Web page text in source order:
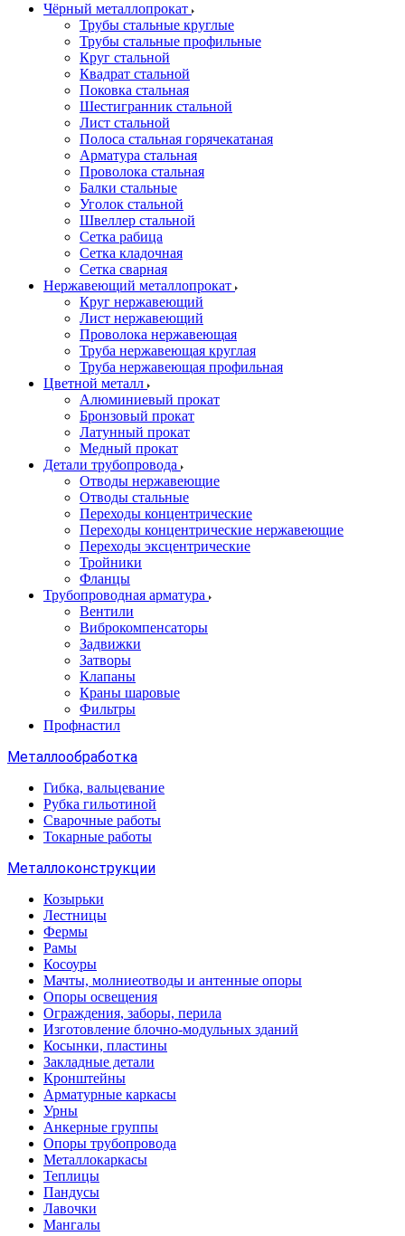
Чёрный металлопрокат
Трубы стальные круглые
Трубы стальные профильные
Круг стальной
Квадрат стальной
Поковка стальная
Шестигранник стальной
Лист стальной
Полоса стальная горячекатаная
Арматура стальная
Проволока стальная
Балки стальные
Уголок стальной
Швеллер стальной
Сетка рабица
Сетка кладочная
Сетка сварная
Нержавеющий металлопрокат
Круг нержавеющий
Лист нержавеющий
Проволока нержавеющая
Труба нержавеющая круглая
Труба нержавеющая профильная
Цветной металл
Алюминиевый прокат
Бронзовый прокат
Латунный прокат
Медный прокат
Детали трубопровода
Отводы нержавеющие
Отводы стальные
Переходы концентрические
Переходы концентрические нержавеющие
Переходы эксцентрические
Тройники
Фланцы
Трубопроводная арматура
Вентили
Виброкомпенсаторы
Задвижки
Затворы
Клапаны
Краны шаровые
Фильтры
Профнастил
Металлообработка
Гибка, вальцевание
Рубка гильотиной
Сварочные работы
Токарные работы
Металлоконструкции
Козырьки
Лестницы
Фермы
Рамы
Косоуры
Мачты, молниеотводы и антенные опоры
Опоры освещения
Ограждения, заборы, перила
Изготовление блочно-модульных зданий
Косынки, пластины
Закладные детали
Кронштейны
Арматурные каркасы
Урны
Анкерные группы
Опоры трубопровода
Металлокаркасы
Теплицы
Пандусы
Лавочки
Мангалы